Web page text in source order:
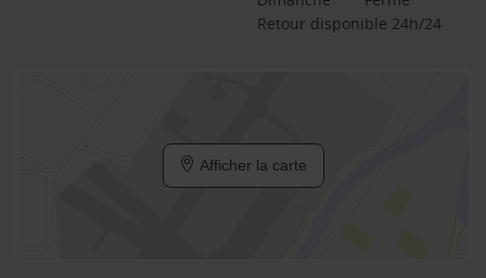
Retour disponible 24h/24
Afficher la carte